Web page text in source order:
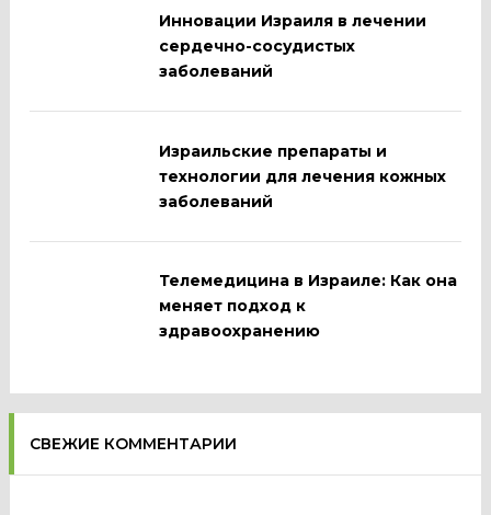
Инновации Израиля в лечении
сердечно-сосудистых
заболеваний
Израильские препараты и
технологии для лечения кожных
заболеваний
Телемедицина в Израиле: Как она
меняет подход к
здравоохранению
СВЕЖИЕ КОММЕНТАРИИ